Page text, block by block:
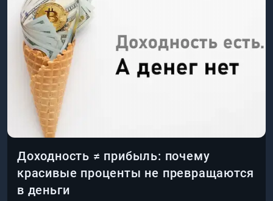
Доходность ≠ прибыль: почему
красивые проценты не превращаются
в деньги